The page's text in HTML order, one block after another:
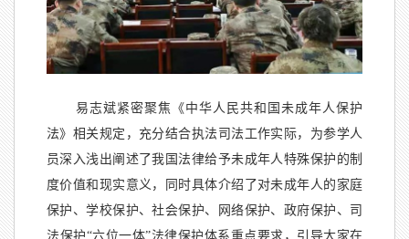
易志斌紧密聚焦《中华人民共和国未成年人保护
法》相关规定，充分结合执法司法工作实际，为参学人
员深入浅出阐述了我国法律给予未成年人特殊保护的制
度价值和现实意义，同时具体介绍了对未成年人的家庭
保护、学校保护、社会保护、网络保护、政府保护、司
法保护“六位一体”法律保护体系重点要求，引导大家在